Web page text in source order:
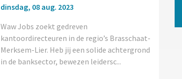
dinsdag, 08 aug. 2023
Waw Jobs zoekt gedreven
kantoordirecteuren in de regio’s Brasschaat-
Merksem-Lier. Heb jij een solide achtergrond
in de banksector, bewezen leidersc...